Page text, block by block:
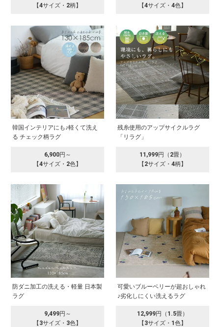
【4サイズ・2柄】 【4サイズ・4色】
韓国インテリアにも♪軽くて洗え
る チェック柄ラグ
6,900円～
【4サイズ・2色】
残糸使用のアップサイクルラグ
「リラグ」
11,999円（2畳）
【2サイズ・4柄】
防ダニ加工の洗える・軽量 日本製
ラグ
9,499円～
【3サイズ・3色】
可愛いブルーベリーが超おしゃれ
♪劣化しにくい洗えるラグ
12,999円（1.5畳）
【3サイズ・1色】